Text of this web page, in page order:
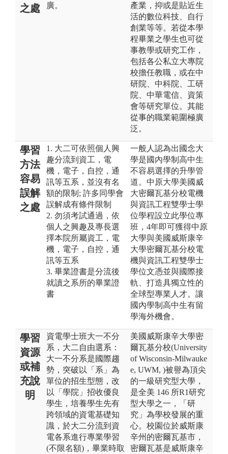
之處
廣。
產業，抑或是貼近生
活的數位科技、自行
創業等等。若從本學
程畢業之學生也可從
事教學或研究工作，
包括各公私立大專院
校擔任教職，或在中
研院、中科院、工研
院、中華電信、資策
會等研究單位。其能
從事的職業範圍極廣
泛。
學習
方法
容易
誤解
之處
1. 大二可依照個人興
趣分流到資工，電
機，電子，自控，通
訊等五系，並沒有名
額的限制; 許多同學會
誤解成有條件限制
2. 勿須考試通過，依
個人之興趣及專長選
擇本院所屬資工，電
機，電子，自控，通
訊等五系
3. 畢業證書是分流後
就讀之系所的畢業證
書
一般人認為出國念大
學是國內學制高中生
不容易選擇的升學管
道。中原大學美國威
大密爾瓦基分校電機
與資訊工程雙學士學
位學程設立此學位專
班，4年即可獲得中原
大學與美國威斯康辛
大學密爾瓦基分校電
機與資訊工程雙學士
學位文憑並與國際接
軌、打造具獨立性的
全球型專業人才。讓
國內學制高中生有留
學海外機會。
學習
資源
或補
充說
明
資電學士班大一不分
系，大二自由選系：
大一不分系是國際趨
勢，突破以「系」為
單位的招生型態，改
以「學院」招收優良
學生，培養學生先有
跨領域的資電基礎知
識，於大二分流到資
電各系進行專業學習
(不限名額)，畢業時取
美國威斯康辛大學密
爾瓦基分校(University
of Wisconsin-Milwauke
e, UWM, )被譽為頂尖
的一級研究型大學，
是全美 146 所R1研究
型大學之一，「研
究」為學校發展的重
心。校園位於威斯康
辛州的密爾瓦基市，
密爾瓦基是威斯康辛